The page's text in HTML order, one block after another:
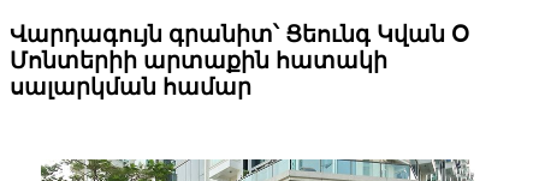
Վարդագույն գրանիտ՝ Ցեունգ Կվան Օ
Մոնտերիի արտաքին հատակի
սալարկման համար